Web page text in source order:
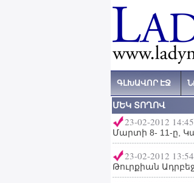
ԳԼԽԱՎՈՐ ԷՋ
ՄԵԿ ՏՈՂՈՎ
23-02-2012 14:45
Մարտի 8- 11-ը,
23-02-2012 13:54
Թուրքիան